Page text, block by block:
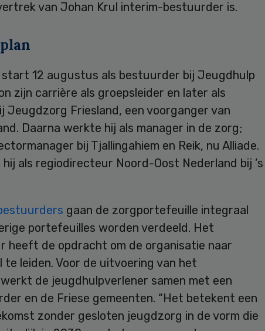
van Johan Krul interim-bestuurder is.
12 augustus als bestuurder bij Jeugdhulp
zijn carrière als groepsleider en later als
Jeugdzorg Friesland, een voorganger van
Daarna werkte hij als manager in de zorg;
bij Tjallingahiem en Reik, nu Alliade.
als regiodirecteur Noord-Oost Nederland bij ’s
gaan de zorgportefeuille integraal
portefeuilles worden verdeeld. Het
heeft de opdracht om de organisatie naar
leiden. Voor de uitvoering van het
de jeugdhulpverlener samen met een
en de Friese gemeenten. “Het betekent een
zonder gesloten jeugdzorg in de vorm die